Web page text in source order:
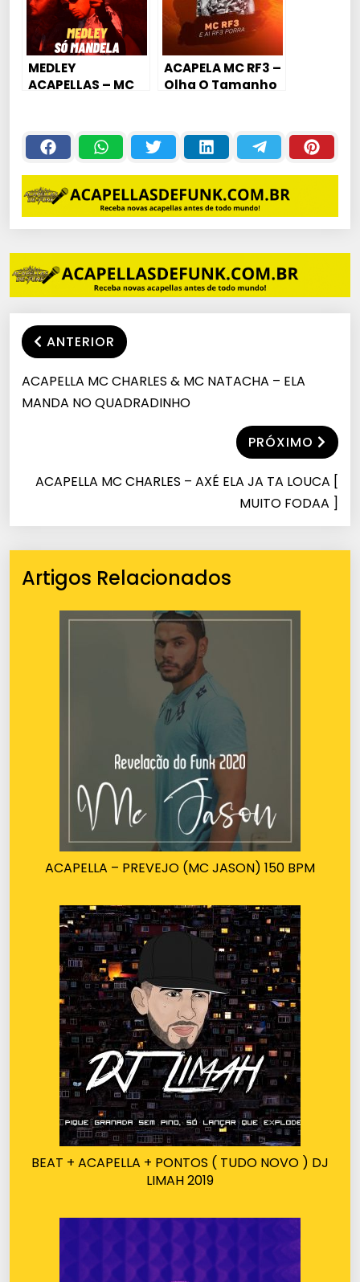
MEDLEY
ACAPELLAS – MC
MANDELAAA
ACAPELA MC RF3 –
Olha O Tamanho
ANTERIOR
ACAPELLA MC CHARLES & MC NATACHA – ELA
MANDA NO QUADRADINHO
PRÓXIMO
ACAPELLA MC CHARLES – AXÉ ELA JA TA LOUCA [
MUITO FODAA ]
Artigos Relacionados
ACAPELLA – PREVEJO (MC JASON) 150 BPM
BEAT + ACAPELLA + PONTOS ( TUDO NOVO ) DJ
LIMAH 2019